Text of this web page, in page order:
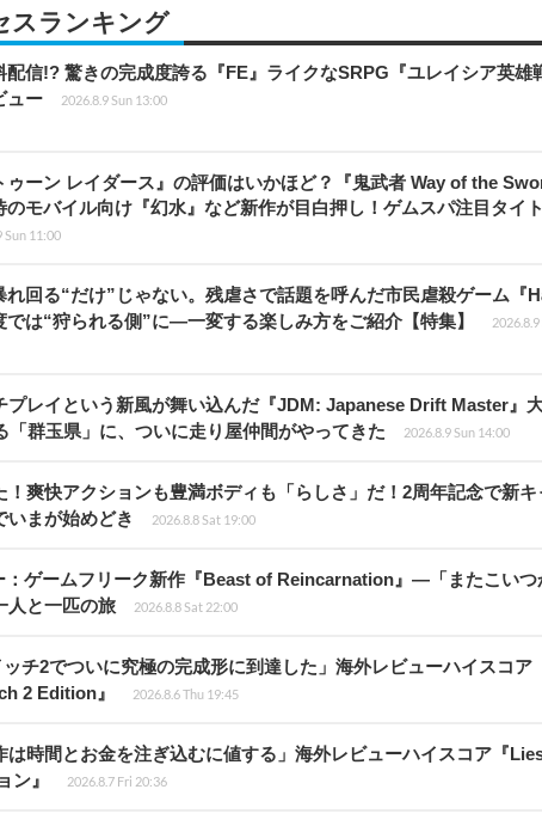
スランキング
配信!? 驚きの完成度誇る『FE』ライクなSRPG『ユレイシア英雄
ュー
2026.8.9 Sun 13:00
ゥーン レイダース』の評価はいかほど？『鬼武者 Way of the
のモバイル向け『幻水』など新作が目白押し！ゲムスパ注目タイ
Sun 11:00
れ回る“だけ”じゃない。残虐さで話題を呼んだ市民虐殺ゲーム『
では“狩られる側”に―一変する楽しみ方をご紹介【特集】
プレイという新風が舞い込んだ『JDM: Japanese Drift Master』
「群玉県」に、ついに走り屋仲間がやってきた
2026.8.9 Sun 14:00
！爽快アクションも豊満ボディも「らしさ」だ！2周年記念で新
いまが始めどき
2026.8.8 Sat 19:00
：ゲームフリーク新作『Beast of Reincarnation』―「またこいつ
人と一匹の旅
2026.8.8 Sat 22:00
ッチ2でついに究極の完成形に到達した」海外レビューハイスコア
2 Edition』
2026.8.6 Thu 19:45
は時間とお金を注ぎ込むに値する」海外レビューハイスコア『
ン』
2026.8.7 Fri 20:36